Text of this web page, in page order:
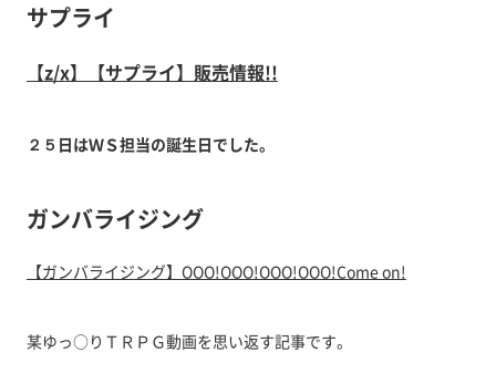
サプライ
【z/x】【サプライ】販売情報!!
２５日はＷＳ担当の誕生日でした。
ガンバライジング
【ガンバライジング】OOO!OOO!OOO!OOO!Come on!
某ゆっ○りＴＲＰＧ動画を思い返す記事です。